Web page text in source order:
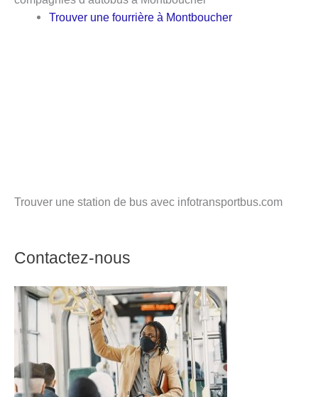
Trouver une fourrière à Montboucher
Trouver une station de bus avec infotransportbus.com
Contactez-nous